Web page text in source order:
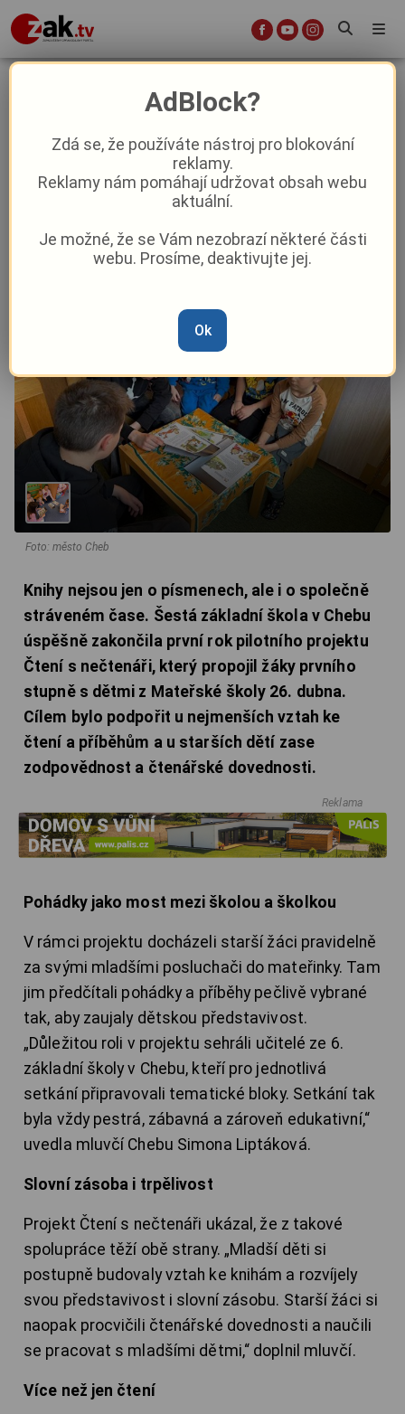
Školáci čtou školce: V Chebu
propojili generace dětí skrze kouzlo
příběhů
Aktuality Aktuálně Z kraje
Anna Raková –7. 4.|16:49
Foto: město Cheb
Knihy nejsou jen o písmenech, ale i o společně
stráveném čase. Šestá základní škola v Chebu
úspěšně zakončila první rok pilotního projektu
Čtení s nečtenáři, který propojil žáky prvního
stupně s dětmi z Mateřské školy 26. dubna.
Cílem bylo podpořit u nejmenších vztah ke
čtení a příběhům a u starších dětí zase
zodpovědnost a čtenářské dovednosti.
Reklama
Pohádky jako most mezi školou a školkou
V rámci projektu docházeli starší žáci pravidelně
za svými mladšími posluchači do mateřinky. Tam
jim předčítali pohádky a příběhy pečlivě vybrané
tak, aby zaujaly dětskou představivost.
„Důležitou roli v projektu sehráli učitelé ze 6.
základní školy v Chebu, kteří pro jednotlivá
setkání připravovali tematické bloky. Setkání tak
byla vždy pestrá, zábavná a zároveň edukativní,“
uvedla mluvčí Chebu Simona Liptáková.
Slovní zásoba i trpělivost
Projekt Čtení s nečtenáři ukázal, že z takové
spolupráce těží obě strany. „Mladší děti si
postupně budovaly vztah ke knihám a rozvíjely
svou představivost i slovní zásobu. Starší žáci si
naopak procvičili čtenářské dovednosti a naučili
se pracovat s mladšími dětmi,“ doplnil mluvčí.
Více než jen čtení
AdBlock?
Zdá se, že používáte nástroj pro blokování
reklamy.
Reklamy nám pomáhají udržovat obsah webu
aktuální.
Je možné, že se Vám nezobrazí některé části
webu. Prosíme, deaktivujte jej.
Ok